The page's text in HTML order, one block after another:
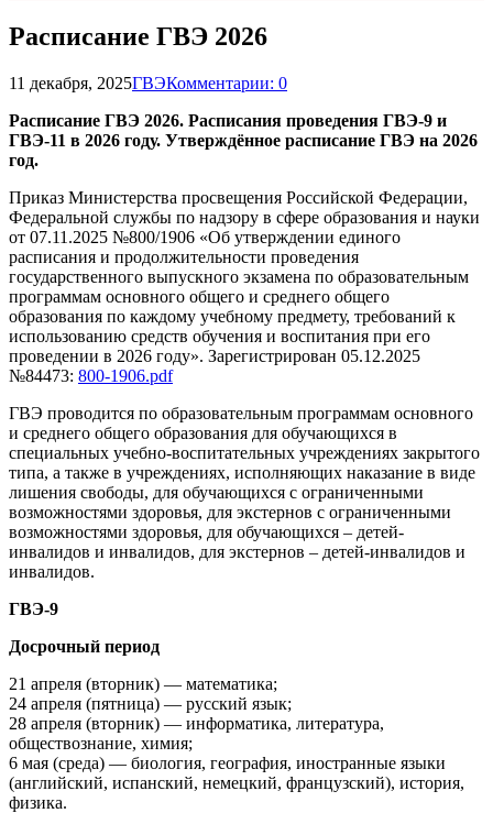
Расписание ГВЭ 2026
11 декабря, 2025ГВЭКомментарии: 0
Расписание ГВЭ 2026. Расписания проведения ГВЭ-9 и
ГВЭ-11 в 2026 году. Утверждённое расписание ГВЭ на 2026
год.
Приказ Министерства просвещения Российской Федерации,
Федеральной службы по надзору в сфере образования и науки
от 07.11.2025 №800/1906 «Об утверждении единого
расписания и продолжительности проведения
государственного выпускного экзамена по образовательным
программам основного общего и среднего общего
образования по каждому учебному предмету, требований к
использованию средств обучения и воспитания при его
проведении в 2026 году». Зарегистрирован 05.12.2025
№84473: 800-1906.pdf
ГВЭ проводится по образовательным программам основного
и среднего общего образования для обучающихся в
специальных учебно-воспитательных учреждениях закрытого
типа, а также в учреждениях, исполняющих наказание в виде
лишения свободы, для обучающихся с ограниченными
возможностями здоровья, для экстернов с ограниченными
возможностями здоровья, для обучающихся – детей-
инвалидов и инвалидов, для экстернов – детей-инвалидов и
инвалидов.
ГВЭ-9
Досрочный период
21 апреля (вторник) — математика;
24 апреля (пятница) — русский язык;
28 апреля (вторник) — информатика, литература,
обществознание, химия;
6 мая (среда) — биология, география, иностранные языки
(английский, испанский, немецкий, французский), история,
физика.